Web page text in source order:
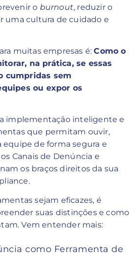
o burnout, reduzir o
uma cultura de cuidado e
muitas empresas é:Como o
na prática, se essas
cumpridas sem
ou expor os
implementação inteligente e
que permitam ouvir,
equipe de forma segura e
Canais de Denúncia e
os braços direitos da sua
sejam eficazes, é
suas distinções e como
Vem entender mais:
como Ferramenta de